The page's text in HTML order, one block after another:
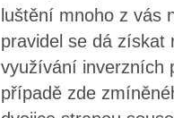
luštění mnoho z vás
pravidel se dá získat
využívání inverzních
případě zde